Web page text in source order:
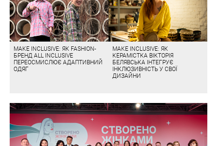
MAKE INCLUSIVE: ЯК FASHION-
БРЕНД ALL INCLUSIVE
ПЕРЕОСМИСЛЮЄ АДАПТИВНИЙ
ОДЯГ
MAKE INCLUSIVE: ЯК
КЕРАМІСТКА ВІКТОРІЯ
БЕЛЯВСЬКА ІНТЕГРУЄ
ІНКЛЮЗИВНІСТЬ У СВОЇ
ДИЗАЙНИ